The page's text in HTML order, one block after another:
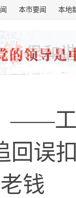
本市要闻 本地
——
回误
老钱